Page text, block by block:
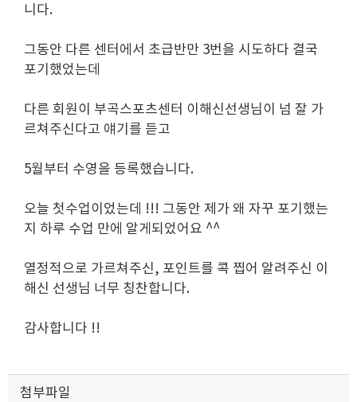
니다.
그동안 다른 센터에서 초급반만 3번을 시도하다 결국
포기했었는데
다른 회원이 부곡스포츠센터 이해신선생님이 넘 잘 가
르쳐주신다고 얘기를 듣고
5월부터 수영을 등록했습니다.
오늘 첫수업이었는데 !!! 그동안 제가 왜 자꾸 포기했는
지 하루 수업 만에 알게되었어요 ^^
열정적으로 가르쳐주신, 포인트를 콕 찝어 알려주신 이
해신 선생님 너무 칭찬합니다.
감사합니다 !!
첨부파일